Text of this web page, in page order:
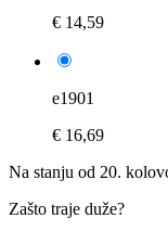
€ 14,59
e1901
€ 16,69
Na stanju od 20.
Zašto traje duže?